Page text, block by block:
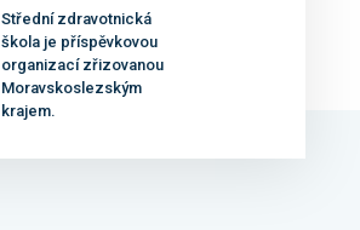
Střední zdravotnická
škola je příspěvkovou
organizací zřizovanou
Moravskoslezským
krajem.